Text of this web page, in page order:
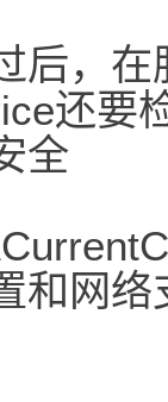
后，在
还要
全
和网